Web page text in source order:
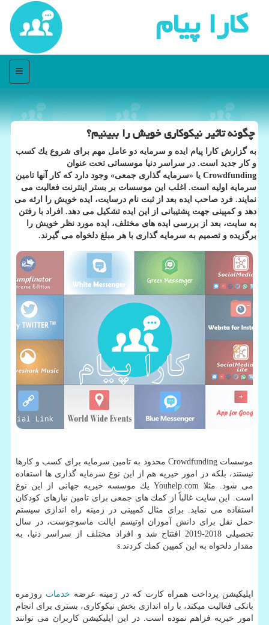
كارا پیام
منو
چگونه تاثیر نیكوكاری خویش را ببینیم؟
به گزارش كارا پیام ایده و سرمایه دو عامل مهم برای شروع یك كسب
و كار جدید است. در سراسر دنیا موسساتی تحت عنوان
Crowdfunding یا «سرمایه گذاری جمعی» وجود دارد كه كار آنها تامین
سرمایه اولیه است. اغلب این موسسات بر بستر اینترنت فعالیت می
نمایند. فرد صاحب ایده بعد از ثبت نام درسایت، ایده خویش را ارئه می
دهد و كمپینی جهت پشتیبانی از این ایده تشكیل می دهد. افراد با رفتن
به سایت، بعد از بررسی ایده های مختلف، ایده مورد نظر خویش را
برگزیده و تصمیم به سرمایه گذاری با هر مبلغ دلخواه می گیرند.
موسسات Crowdfunding محدود به تامین سرمایه برای كسب و كارها
نیستند، بلكه در امور خیریه هم از این نوع سرمایه گذاری ها استفاده
می شود. مثلا Youhelp.com یك موسسه خیریه جهانی از این نوع
است. این سایت غالباً از كمك های جمعی برای تامین نیازهای كودكان
استفاده می نماید. برای مثال كمپینی در زمینه راه اندازی سیستم
حمل نقل برای دانش آموزان اوتیسم ایالت ماسوچوست، در سال
تحصیلی 2018-2019 افتتاح شد و افراد مختلف از سراسر دنیا، به
مقدار دلخواه به این كمپین كمك كردند.s
اپلیكیشن پرداخت همراه كارت كه در زمینه عرضه خدمات روزمره
بانكی فعالیت میكند، با راه اندازی بخش نیكوكاری، بستری برای انجام
امور خیریه فراهم نموده است. در این اپلیكیشن كاربران می توانند